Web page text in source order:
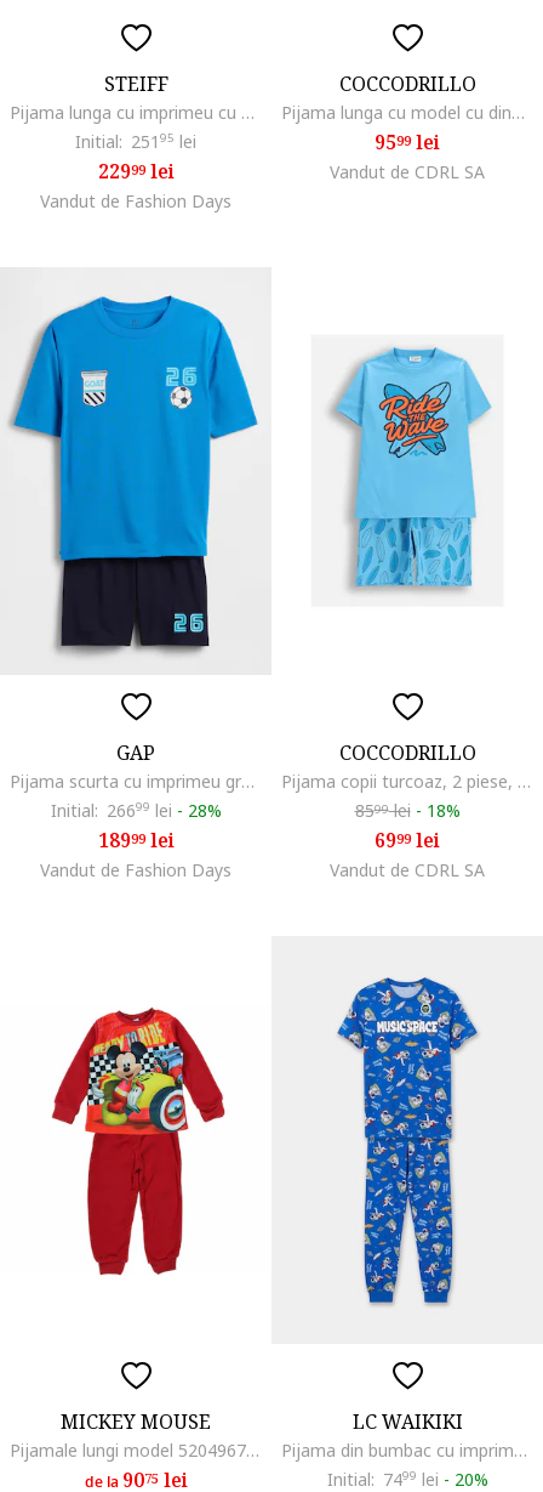
STEIFF
Pijama lunga cu imprimeu cu elefanti, Albastru
Initial: 251 95 lei
22999lei
Vandut de Fashion Days
COCCODRILLO
Pijama lunga cu model cu dinozauri
9599lei
Vandut de CDRL SA
GAP
Pijama scurta cu imprimeu grafic, Albastru pastel
Initial: 26699 lei - 28%
18999lei
Vandut de Fashion Days
COCCODRILLO
Pijama copii turcoaz, 2 piese, bumbac, Turcoaz
8599lei - 18%
6999lei
Vandut de CDRL SA
MICKEY MOUSE
Pijamale lungi model 52049671, Rosu
de la 9075lei
LC WAIKIKI
Pijama din bumbac cu imprimeu grafic, Albastru
Initial: 7499 lei - 20%